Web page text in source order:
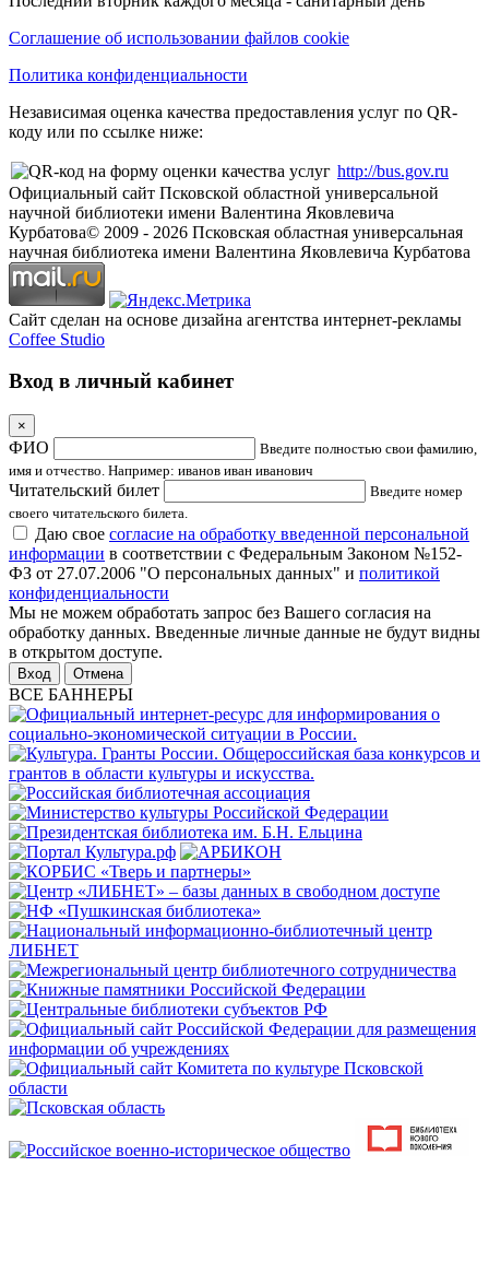
Соглашение об использовании файлов cookie
Политика конфиденциальности
Независимая оценка качества предоставления услуг по QR-
коду или по ссылке ниже:
http://bus.gov.ru
Официальный сайт Псковской областной универсальной
научной библиотеки имени Валентина Яковлевича
Курбатова© 2009 - 2026 Псковская областная универсальная
научная библиотека имени Валентина Яковлевича Курбатова
Сайт сделан на основе дизайна агентства интернет-рекламы
Coffee Studio
Вход в личный кабинет
×
ФИО
Введите полностью свои фамилию,
имя и отчество. Например: иванов иван иванович
Читательский билет
Введите номер
своего читательского билета.
Даю свое согласие на обработку введенной персональной
информации в соответствии с Федеральным Законом №152-
ФЗ от 27.07.2006 "О персональных данных" и политикой
конфиденциальности
Мы не можем обработать запрос без Вашего согласия на
обработку данных. Введенные личные данные не будут видны
в открытом доступе.
Отмена
ВСЕ БАННЕРЫ